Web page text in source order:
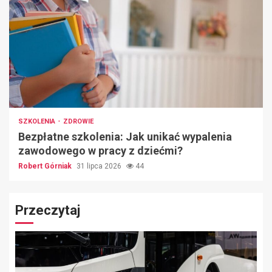
SZKOLENIA ZDROWIE
Bezpłatne szkolenia: Jak unikać wypalenia
zawodowego w pracy z dziećmi?
Robert Górniak 31 lipca 2026 44
Przeczytaj